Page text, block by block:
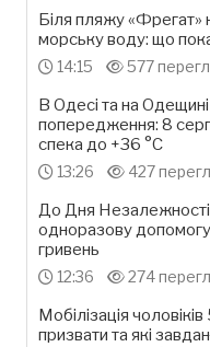
Біля пляжу «Фрегат»
морську воду: що
14:15 577
В Одесі та на
попередження: 8
спека до +36 °С
13:26 427
До Дня Незалежності
одноразову
гривень
12:36 274
Мобілізація
призвати та які